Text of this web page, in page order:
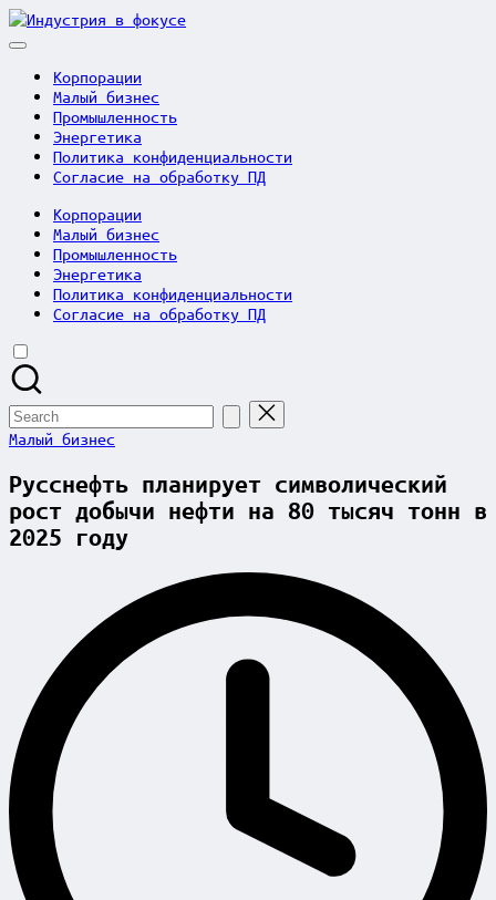
Skip
to
Индустрия
Корпорации
Малый бизнес
Промышленность
Энергетика
Политика конфиденциальности
Согласие на обработку ПД
Корпорации
Малый бизнес
Промышленность
Энергетика
Политика конфиденциальности
Согласие на обработку ПД
Search
for:
Posted
Малый бизнес
Русснефть планирует символический
рост добычи нефти на 80 тысяч тонн в
2025 году